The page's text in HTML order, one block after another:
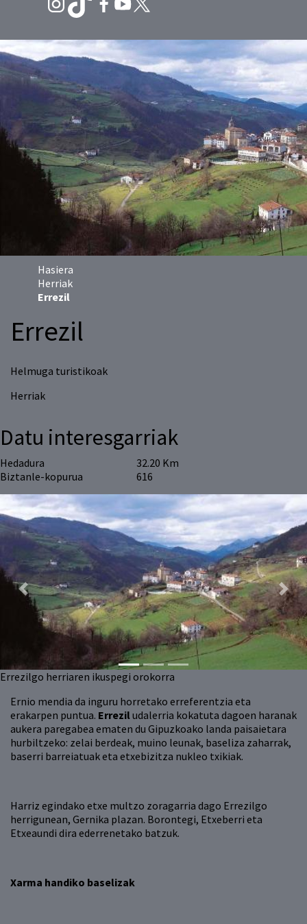
Hasiera
Herriak
Errezil
Errezil
Helmuga turistikoak
Herriak
Ernio mendia da inguru horretako erreferentzia eta
erakarpen puntua. Erreziludalerria kokatuta dagoen haranak
aukera paregabea ematen du Gipuzkoako landa paisaietara
hurbiltzeko: zelai berdeak, muino leunak, baseliza zaharrak,
baserri barreiatuak eta etxebizitza nukleo txikiak.
Harriz egindako etxe multzo zoragarria dago Errezilgo
herrigunean, Gernika plazan. Borontegi, Etxeberri eta
Etxeaundi dira ederrenetako batzuk.
Xarma handiko baselizak
Datu interesgarriak
Hedadura
32.20 Km
Biztanle-kopurua
616
Errezilgo herriaren ikuspegi orokorra
Previous Next